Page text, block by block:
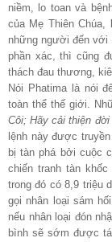
niềm, lo toan và
của Mẹ Thiên
những người đến với
phần xác, thì cũng
thách đau thương,
Nói Phatima là nói
toàn thể thế giới.
Côi; Hãy cải thiện
lệnh này được
bị tàn phá bởi cuộc
chiến tranh tàn
trong đó có 8,9 triệu
gọi nhân loại sám
nếu nhân loại đón
bình sẽ sớm được